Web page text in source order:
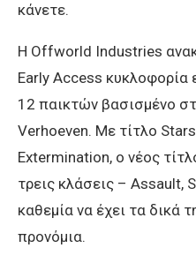
κάνετε.
Η Offworld Industries
Early Access κυκλοφορία
12 παικτών βασισμένο
Verhoeven. Με τίτλο
Extermination, ο νέος
τρεις κλάσεις – Assault,
καθεμία να έχει τα δικά
προνόμια.